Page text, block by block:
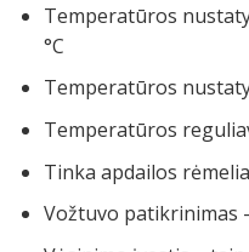
Temperatūros
°C
Temperatūros
Temperatūros
Tinka apdailos
Vožtuvo patikrinimas